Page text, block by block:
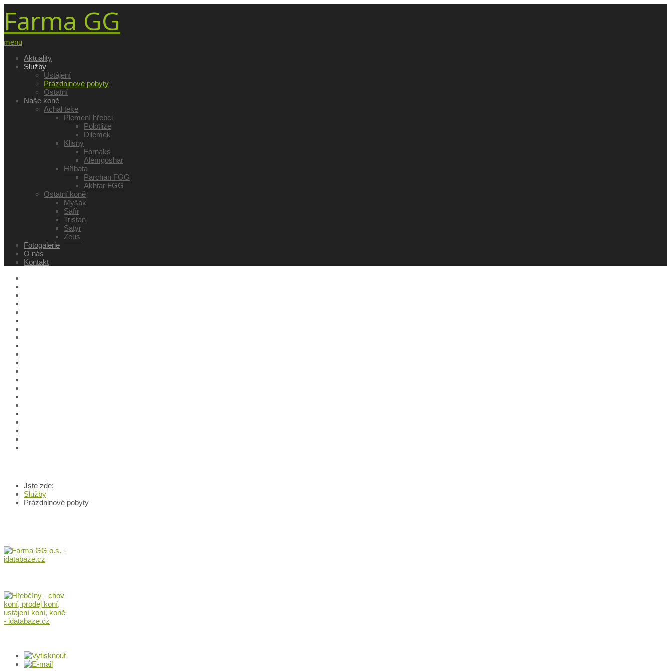
Farma GG
menu
Aktuality
Služby
Ustájení
Prázdninové pobyty
Ostatní
Naše koně
Achal teke
Plemení hřebci
Polotlize
Dilemek
Klisny
Fornaks
Alemgoshar
Hříbata
Parchan FGG
Akhtar FGG
Ostatní koně
Myšák
Safír
Tristan
Satyr
Zeus
Fotogalerie
O nás
Kontakt
Jste zde:
Služby
Prázdninové pobyty